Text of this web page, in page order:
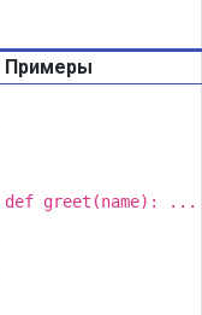
Примеры
def greet(name): ...